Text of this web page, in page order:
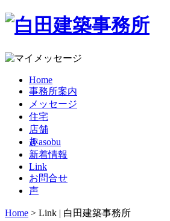
Home
事務所案内
メッセージ
住宅
店舗
趣asobu
新着情報
Link
お問合せ
声
Home > Link | 白田建築事務所